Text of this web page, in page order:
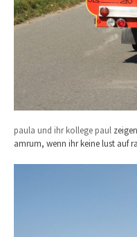
paula und ihr kollege paul
amrum, wenn ihr keine lust auf